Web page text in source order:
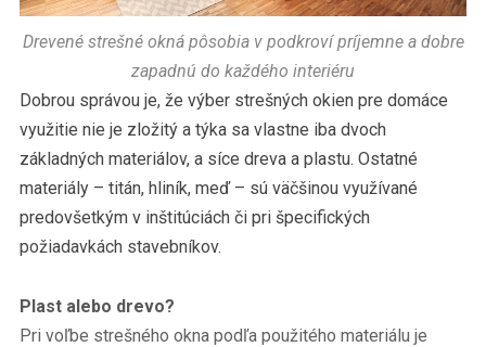
Drevené strešné okná pôsobia v podkroví príjemne a dobre
zapadnú do každého interiéru
Dobrou správou je, že výber strešných okien pre domáce
využitie nie je zložitý a týka sa vlastne iba dvoch
základných materiálov, a síce dreva a plastu. Ostatné
materiály – titán, hliník, meď – sú väčšinou využívané
predovšetkým v inštitúciách či pri špecifických
požiadavkách stavebníkov.
Plast alebo drevo?
Pri voľbe strešného okna podľa použitého materiálu je